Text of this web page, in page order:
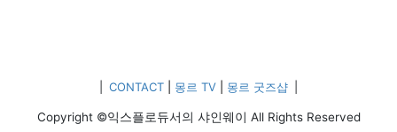
CONTACT 몽르 TV 몽르 굿즈샵
Copyright ©익스플로듀서의 샤인웨이 All Rights Reserved